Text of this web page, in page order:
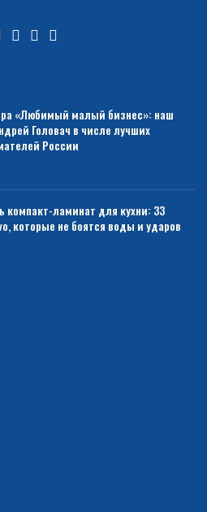
«Любимый малый бизнес»: наш
Головач в числе лучших
России
компакт-ламинат для кухни: 33
которые не боятся воды и ударов